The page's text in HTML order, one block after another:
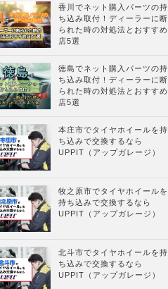
香川でネット購入パーツの持
ち込み取付！ディーラーに断
られた時の対処法とおすすめ
店5選
徳島でネット購入パーツの持
ち込み取付！ディーラーに断
られた時の対処法とおすすめ
店5選
本庄市でタイヤホイールを持
ち込みで交換するなら
UPPIT（アップガレージ）
牧之原市でタイヤホイールを
持ち込みで交換するなら
UPPIT（アップガレージ）
北斗市でタイヤホイールを持
ち込みで交換するなら
UPPIT（アップガレージ）